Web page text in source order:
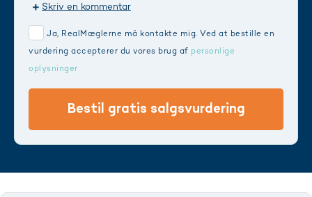
Skriv en kommentar
Ja, RealMæglerne må kontakte mig. Ved at bestille en
vurdering accepterer du vores brug af personlige
oplysninger
Bestil gratis salgsvurdering